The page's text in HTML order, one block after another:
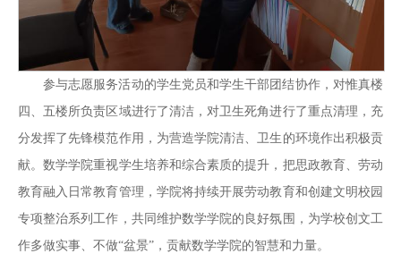
参与志愿服务活动的学生党员和学生干部团结协作，对惟真楼
四、五楼所负责区域进行了清洁，对卫生死角进行了重点清理，充
分发挥了先锋模范作用，为营造学院清洁、卫生的环境作出积极贡
献。数学学院重视学生培养和综合素质的提升，把思政教育、劳动
教育融入日常教育管理，学院将持续开展劳动教育和创建文明校园
专项整治系列工作，共同维护数学学院的良好氛围，为学校创文工
作多做实事、不做“盆景” ，贡献数学学院的智慧和力量。